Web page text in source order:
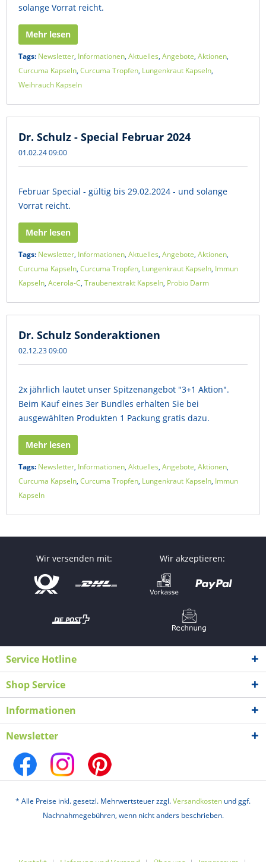
solange Vorrat reicht.
Mehr lesen
Tags: Newsletter, Informationen, Aktuelles, Angebote, Aktionen,
Curcuma Kapseln, Curcuma Tropfen, Lungenkraut Kapseln,
Weihrauch Kapseln
Dr. Schulz - Special Februar 2024
01.02.24 09:00
Februar Special - gültig bis 29.02.2024 - und solange
Vorrat reicht.
Mehr lesen
Tags: Newsletter, Informationen, Aktuelles, Angebote, Aktionen,
Curcuma Kapseln, Curcuma Tropfen, Lungenkraut Kapseln, Immun
Kapseln, Acerola-C, Traubenextrakt Kapseln, Probio Darm
Dr. Schulz Sonderaktionen
02.12.23 09:00
2x jährlich lautet unser Spitzenangebot "3+1 Aktion".
Beim Kauf eines 3er Bundles erhalten Sie bei
ausgewählten Produkten 1 Packung gratis dazu.
Mehr lesen
Tags: Newsletter, Informationen, Aktuelles, Angebote, Aktionen,
Curcuma Kapseln, Curcuma Tropfen, Lungenkraut Kapseln, Immun
Kapseln
Wir versenden mit: Wir akzeptieren:
Service Hotline
Shop Service
Informationen
Newsletter
* Alle Preise inkl. gesetzl. Mehrwertsteuer zzgl.Versandkosten und ggf.
Nachnahmegebühren, wenn nicht anders beschrieben.